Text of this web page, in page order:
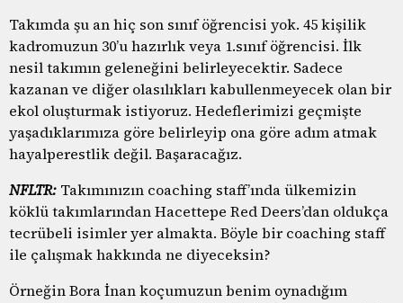
Takımda şu an hiç son sınıf öğrencisi yok. 45 kişilik
kadromuzun 30’u hazırlık veya 1.sınıf öğrencisi. İlk
nesil takımın geleneğini belirleyecektir. Sadece
kazanan ve diğer olasılıkları kabullenmeyecek olan bir
ekol oluşturmak istiyoruz. Hedeflerimizi geçmişte
yaşadıklarımıza göre belirleyip ona göre adım atmak
hayalperestlik değil. Başaracağız.
NFLTR: Takımınızın coaching staff’ında ülkemizin
köklü takımlarından Hacettepe Red Deers’dan oldukça
tecrübeli isimler yer almakta. Böyle bir coaching staff
ile çalışmak hakkında ne diyeceksin?
Örneğin Bora İnan koçumuzun benim oynadığım